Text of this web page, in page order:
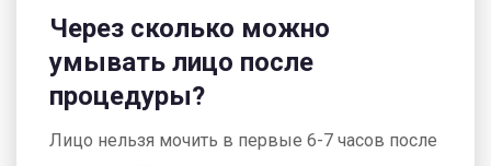
Через сколько можно
умывать лицо после
процедуры?
Лицо нельзя мочить в первые 6-7 часов после